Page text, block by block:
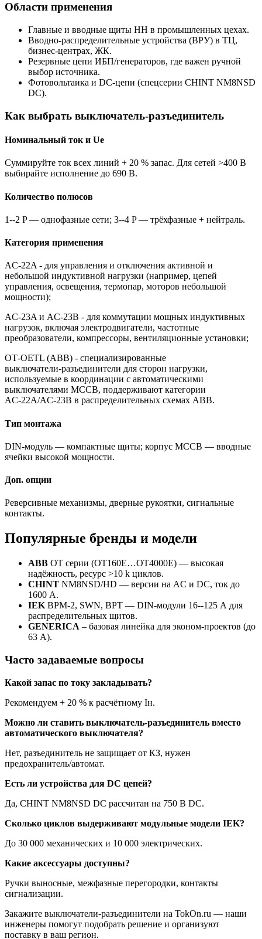
Области применения
Главные и вводные щиты НН в промышленных цехах.
Вводно-распределительные устройства (ВРУ) в ТЦ,
бизнес-центрах, ЖК.
Резервные цепи ИБП/генераторов, где важен ручной
выбор источника.
Фотовольтаика и DC-цепи (спецсерии CHINT NM8NSD
DC).
Как выбрать выключатель-разъединитель
Номинальный ток и Ue
Суммируйте ток всех линий + 20 % запас. Для сетей >400 В
выбирайте исполнение до 690 В.
Количество полюсов
1--2 P — однофазные сети; 3--4 P — трёхфазные + нейтраль.
Категория применения
AC‑22A - для управления и отключения активной и
небольшой индуктивной нагрузки (например, цепей
управления, освещения, термопар, моторов небольшой
мощности);
AC‑23A и AC‑23B - для коммутации мощных индуктивных
нагрузок, включая электродвигатели, частотные
преобразователи, компрессоры, вентиляционные установки;
OT‑OETL (ABB) - специализированные
выключатели‑разъединители для сторон нагрузки,
используемые в координации с автоматическими
выключателями MCCB, поддерживают категории
AC‑22A/AC‑23B в распределительных схемах ABB.
Тип монтажа
DIN-модуль — компактные щиты; корпус MCCB — вводные
ячейки высокой мощности.
Доп. опции
Реверсивные механизмы, дверные рукоятки, сигнальные
контакты.
Популярные бренды и модели
ABB OT серии (OT160E…OT4000E) — высокая
надёжность, ресурс >10 k циклов.
CHINT NM8NSD/HD — версии на AC и DC, ток до
1600 А.
IEK ВРМ-2, SWN, ВРТ — DIN-модули 16--125 А для
распределительных щитов.
GENERICA – базовая линейка для эконом-проектов (до
63 А).
Часто задаваемые вопросы
Какой запас по току закладывать?
Рекомендуем + 20 % к расчётному Iн.
Можно ли ставить выключатель-разъединитель вместо
автоматического выключателя?
Нет, разъединитель не защищает от КЗ, нужен
предохранитель/автомат.
Есть ли устройства для DC цепей?
Да, CHINT NM8NSD DC рассчитан на 750 В DC.
Сколько циклов выдерживают модульные модели IEK?
До 30 000 механических и 10 000 электрических.
Какие аксессуары доступны?
Ручки выносные, межфазные перегородки, контакты
сигнализации.
Закажите выключатели-разъединители на TokOn.ru — наши
инженеры помогут подобрать решение и организуют
поставку в ваш регион.